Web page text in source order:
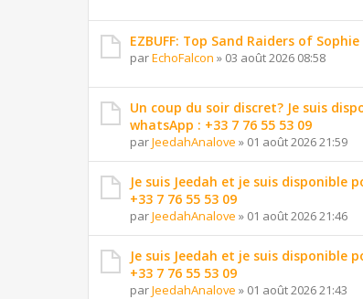
EZBUFF: Top Sand Raiders of
parEchoFalcon » 03 août 2026 08:58
Un coup du soir discret? Je suis
whatsApp : +33 7 76 55 53 09
parJeedahAnalove » 01 août 2026 21:59
Je suis Jeedah et je suis disponible
+33 7 76 55 53 09
parJeedahAnalove » 01 août 2026 21:46
Je suis Jeedah et je suis disponible
+33 7 76 55 53 09
parJeedahAnalove » 01 août 2026 21:43